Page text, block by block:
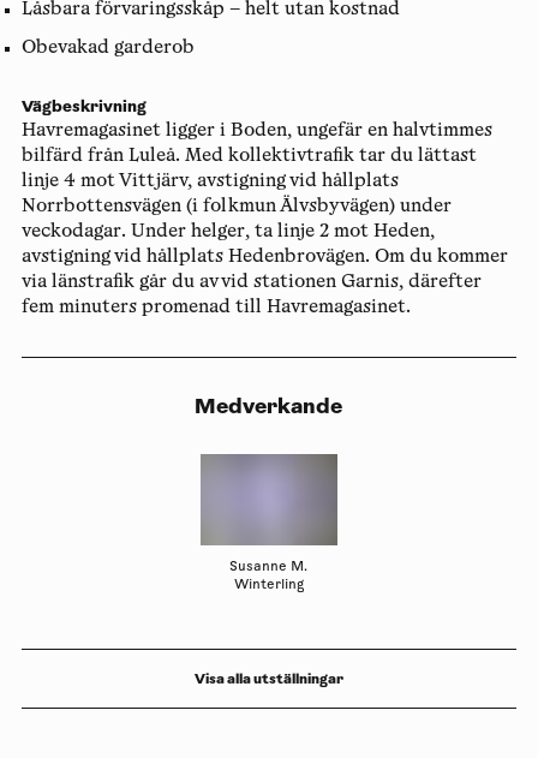
Låsbara förvaringsskåp – helt utan kostnad
Obevakad garderob
Vägbeskrivning
Havremagasinet ligger i Boden, ungefär en halvtimmes
bilfärd från Luleå. Med kollektivtrafik tar du lättast
linje 4 mot Vittjärv, avstigning vid hållplats
Norrbottensvägen (i folkmun Älvsbyvägen) under
veckodagar. Under helger, ta linje 2 mot Heden,
avstigning vid hållplats Hedenbrovägen. Om du kommer
via länstrafik går du av vid stationen Garnis, därefter
fem minuters promenad till Havremagasinet.
Medverkande
Susanne M.
Winterling
Visa alla utställningar